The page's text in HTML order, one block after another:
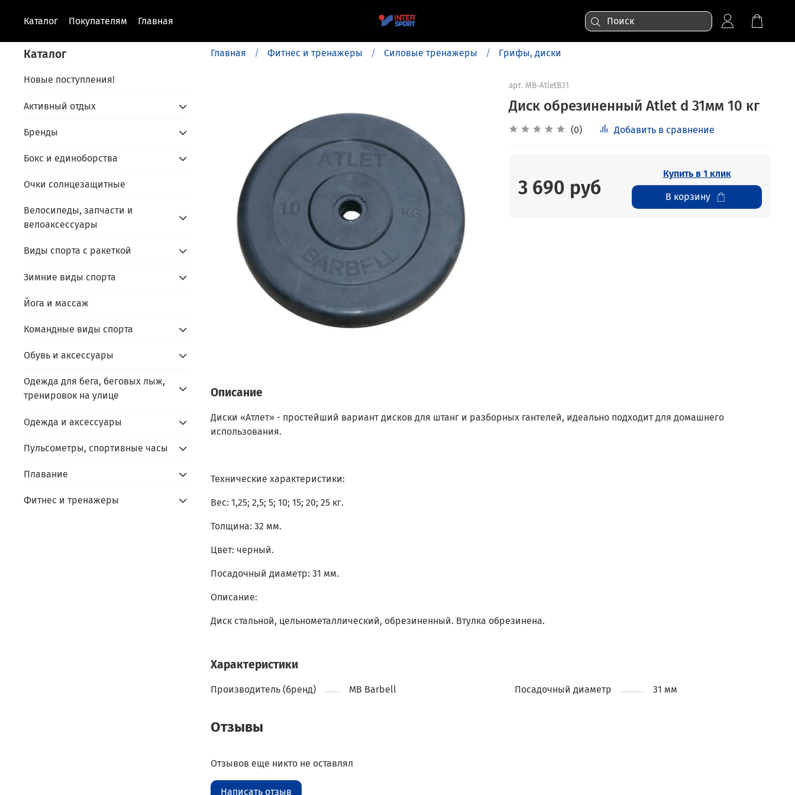
Каталог Покупателям Главная
Главная Фитнес и тренажеры Силовые тренажеры Грифы, диски
арт. MB-AtletB31
Диск обрезиненный Atlet d 31мм 10 кг
(0) Добавить в сравнение
3 690 руб
Купить в 1 клик
В корзину
Описание
Диски «Атлет» - простейший вариант дисков для штанг и разборных гантелей, идеально подходит для домашнего
использования.
Технические характеристики:
Вес: 1,25; 2,5; 5; 10; 15; 20; 25 кг.
Толщина: 32 мм.
Цвет: черный.
Посадочный диаметр: 31 мм.
Описание:
Диск стальной, цельнометаллический, обрезиненный. Втулка обрезинена.
Характеристики
Производитель (бренд) MB Barbell Посадочный диаметр 31 мм
Отзывы
Отзывов еще никто не оставлял
Написать отзыв
Каталог
Новые поступления!
Активный отдых
Бренды
Бокс и единоборства
Очки солнцезащитные
Велосипеды, запчасти и
велоаксессуары
Виды спорта с ракеткой
Зимние виды спорта
Йога и массаж
Командные виды спорта
Обувь и аксессуары
Одежда для бега, беговых лыж,
тренировок на улице
Одежда и аксессуары
Пульсометры, спортивные часы
Плавание
Фитнес и тренажеры